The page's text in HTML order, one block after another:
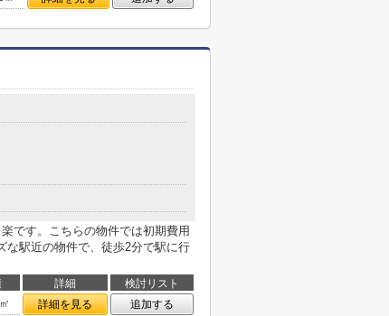
です。こちらの物件では初期費用
な駅近の物件で、徒歩2分で駅に行
詳細
検討リスト
詳細を見る 追加する